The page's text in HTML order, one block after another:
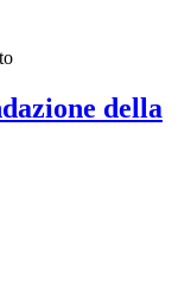
della